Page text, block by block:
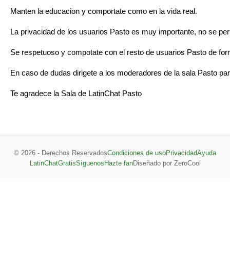
Manten la educacion y comportate como en la vida real.
La privacidad de los usuarios Pasto es muy importante, no se
Se respetuoso y compotate con el resto de usuarios Pasto de
En caso de dudas dirigete a los moderadores de la sala Pasto
Te agradece la Sala de LatinChat Pasto
© 2026 - Derechos ReservadosCondiciones de usoPrivacidadAyuda
LatinChatGratisSíguenos Hazte fanDiseñado por ZeroCool